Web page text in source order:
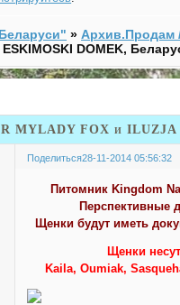
»Архив.Продам
DOMEK,
MYLADY FOX и
Поделиться28-11-2014 05:56:32
Питомник Kingdom
Перспективные
Щенки будут иметь
Щенки
Kaila, Oumiak,